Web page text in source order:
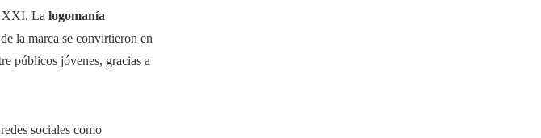
XXI. La logomanía
la marca se convirtieron en
públicos jóvenes, gracias a
sociales como